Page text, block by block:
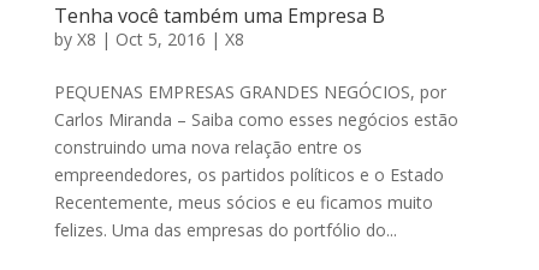
Tenha você também uma Empresa B
by X8 | Oct 5, 2016 | X8
PEQUENAS EMPRESAS GRANDES NEGÓCIOS, por
Carlos Miranda – Saiba como esses negócios estão
construindo uma nova relação entre os
empreendedores, os partidos políticos e o Estado
Recentemente, meus sócios e eu ficamos muito
felizes. Uma das empresas do portfólio do...